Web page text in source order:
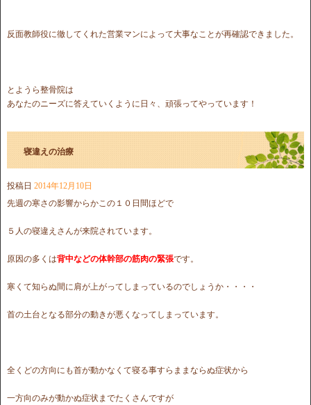
反面教師役に徹してくれた営業マンによって大事なことが再確認できました。
とようら整骨院は
あなたのニーズに答えていくように日々、頑張ってやっています！
寝違えの治療
投稿日 2014年12月10日
先週の寒さの影響からかこの１０日間ほどで
５人の寝違えさんが来院されています。
原因の多くは背中などの体幹部の筋肉の緊張です。
寒くて知らぬ間に肩が上がってしまっているのでしょうか・・・・
首の土台となる部分の動きが悪くなってしまっています。
全くどの方向にも首が動かなくて寝る事すらままならぬ症状から
一方向のみが動かぬ症状までたくさんですが